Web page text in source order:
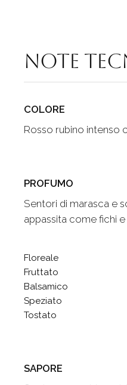
Note
COLORE
Rosso rubino intenso
PROFUMO
Sentori di marasca e
appassita come fichi e
Floreale
Fruttato
Balsamico
Speziato
Tostato
SAPORE